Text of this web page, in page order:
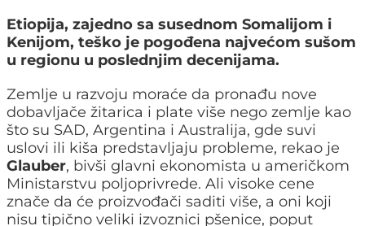
Etiopija, zajedno sa susednom Somalijom i
Kenijom, teško je pogođena najvećom sušom
u regionu u poslednjim decenijama.
Zemlje u razvoju moraće da pronađu nove
dobavljače žitarica i plate više nego zemlje kao
što su SAD, Argentina i Australija, gde suvi
uslovi ili kiša predstavljaju probleme, rekao je
Glauber, bivši glavni ekonomista u američkom
Ministarstvu poljoprivrede. Ali visoke cene
znače da će proizvođači saditi više, a oni koji
nisu tipično veliki izvoznici pšenice, poput